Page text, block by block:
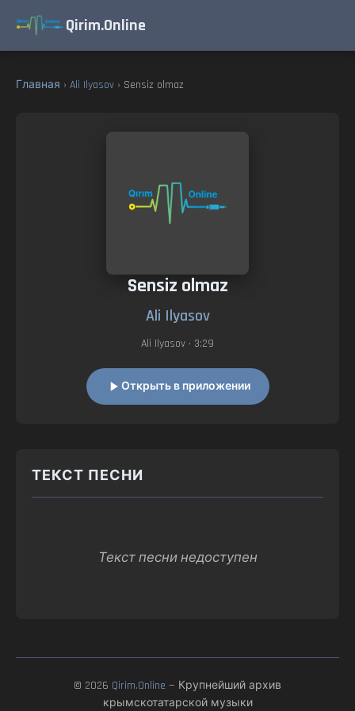
Qirim.Online
Главная › Ali Ilyasov › Sensiz olmaz
Sensiz olmaz
Ali Ilyasov
Ali Ilyasov • 3:29
Открыть в приложении
ТЕКСТ ПЕСНИ
Текст песни недоступен
© 2026 Qirim.Online — Крупнейший архив
крымскотатарской музыки